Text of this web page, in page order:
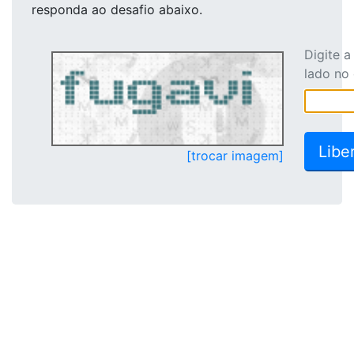
responda ao desafio abaixo.
[trocar imagem]
Digite
lado no